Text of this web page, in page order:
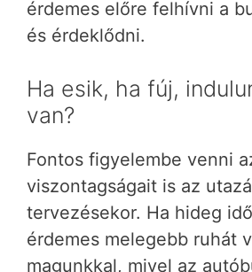
érdemes előre felhívni a
és érdeklődni.
Ha esik, ha fúj,
van?
Fontos figyelembe venni
viszontagságait is az
tervezésekor. Ha hideg
érdemes melegebb ruhát
magunkkal, mivel az